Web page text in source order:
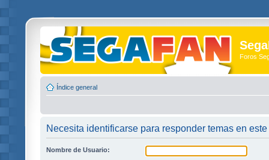
Foros
Índice general
Necesita identificarse para responder temas en este
Nombre de Usuario: